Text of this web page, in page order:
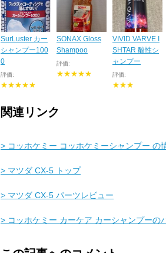
SurLuster カー
シャンプー100
0
評価:
★★★★★
SONAX Gloss
Shampoo
評価:
★★★★★
VIVID VARVE I
SHTAR 酸性シ
ャンプー
評価:
★★★
関連リンク
> コッホケミー コッホケミーシャンプー の
> マツダ CX-5 トップ
> マツダ CX-5 パーツレビュー
> コッホケミー カーケア カーシャンプーの